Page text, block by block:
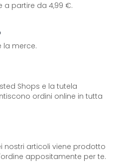
a partire da 4,99 €.
la merce.
Shops e la tutela
ordini online in tutta
nostri articoli viene prodotto
appositamente per te.